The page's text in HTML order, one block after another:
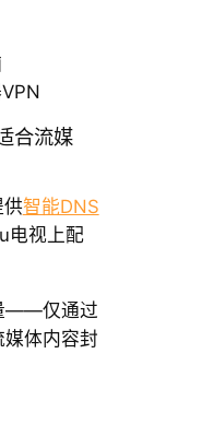
合流媒
供智能DNS
电视上配
——仅通过
体内容封